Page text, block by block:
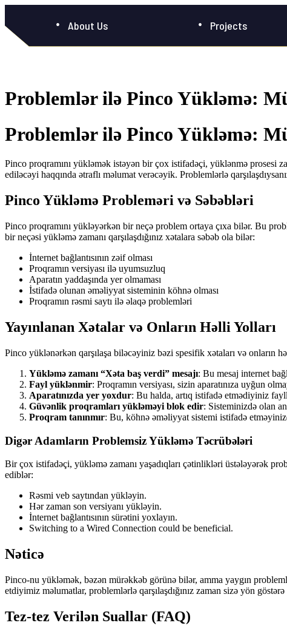
About Us Projects
Problemlər ilə Pinco Yükləmə:
Problemlər ilə Pinco Yükləmə:
Pinco proqramını yükləmək istəyən bir çox istifadəçi, yüklənmə prosesi
ediləcəyi haqqında ətraflı məlumat verəcəyik. Problemlərlə
Pinco Yükləmə Probleməri və Səbəbləri
Pinco proqramını yükləyərkən bir neçə problem ortaya çıxa bilər. Bu
bir neçəsi yükləmə zamanı qarşılaşdığınız xətalara səbəb ola bilər:
İnternet bağlantısının zəif olması
Proqramın versiyası ilə uyumsuzluq
Aparatın yaddaşında yer olmaması
İstifadə olunan əməliyyat sisteminin köhnə olması
Proqramın rəsmi saytı ilə əlaqə problemləri
Yayınlanan Xətalar və Onların Həlli Yolları
Pinco yüklənərkən qarşılaşa biləcəyiniz bəzi spesifik xətaları və onların
Yükləmə zamanı “Xəta baş verdi” mesajı: Bu mesaj internet
Fayl yüklənmir: Proqramın versiyası, sizin aparatınıza uyğun
Aparatınızda yer yoxdur: Bu halda, artıq istifadə etmədiyiniz
Güvənlik proqramları yükləməyi blok edir: Sisteminizdə olan
Proqram tanınmır: Bu, köhnə əməliyyat sistemi istifadə
Digər Adamların Problemsiz Yükləmə Təcrübələri
Bir çox istifadəçi, yükləmə zamanı yaşadıqları çətinlikləri üstələyərək
ediblər:
Rəsmi veb saytından yükləyin.
Hər zaman son versiyanı yükləyin.
İnternet bağlantısının sürətini yoxlayın.
Switching to a Wired Connection could be beneficial.
Nəticə
Pinco-nu yükləmək, bəzən mürəkkəb görünə bilər, amma yaygın
etdiyimiz məlumatlar, problemlərlə qarşılaşdığınız zaman sizə yön
Tez-tez Verilən Suallar (FAQ)